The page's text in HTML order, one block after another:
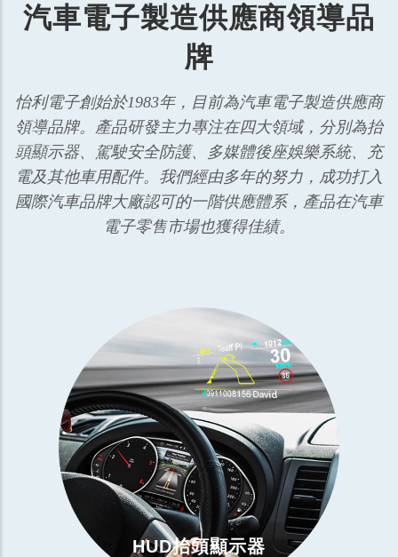
汽車電子製造供應商領導品
牌
怡利電子創始於1983年，目前為汽車電子製造供應商
領導品牌。產品研發主力專注在四大領域，分別為抬
頭顯示器、駕駛安全防護、多媒體後座娛樂系統、充
電及其他車用配件。我們經由多年的努力，成功打入
國際汽車品牌大廠認可的一階供應體系，產品在汽車
電子零售市場也獲得佳績。
HUD抬頭顯示器